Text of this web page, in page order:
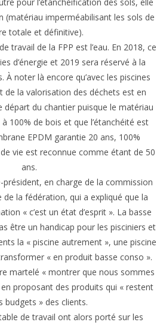
(matériau imperméabilisant les sols de
totale et définitive).
travail de la FPP est l’eau. En 2018, ce
d’énergie et 2019 sera réservé à la
À noter là encore qu’avec les piscines
de la valorisation des déchets est en
départ du chantier puisque le matériau
100% de bois et que l’étanchéité est
EPDM garantie 20 ans, 100%
vie est reconnue comme étant de 50
ans.
président, en charge de la commission
la fédération, qui a expliqué que la
« c’est un état d’esprit ». La basse
être un handicap pour les pisciniers et
la « piscine autrement », une piscine
« en produit basse conso ».
martelé « montrer que nous sommes
proposant des produits qui « restent
budgets » des clients.
de travail ont alors porté sur les